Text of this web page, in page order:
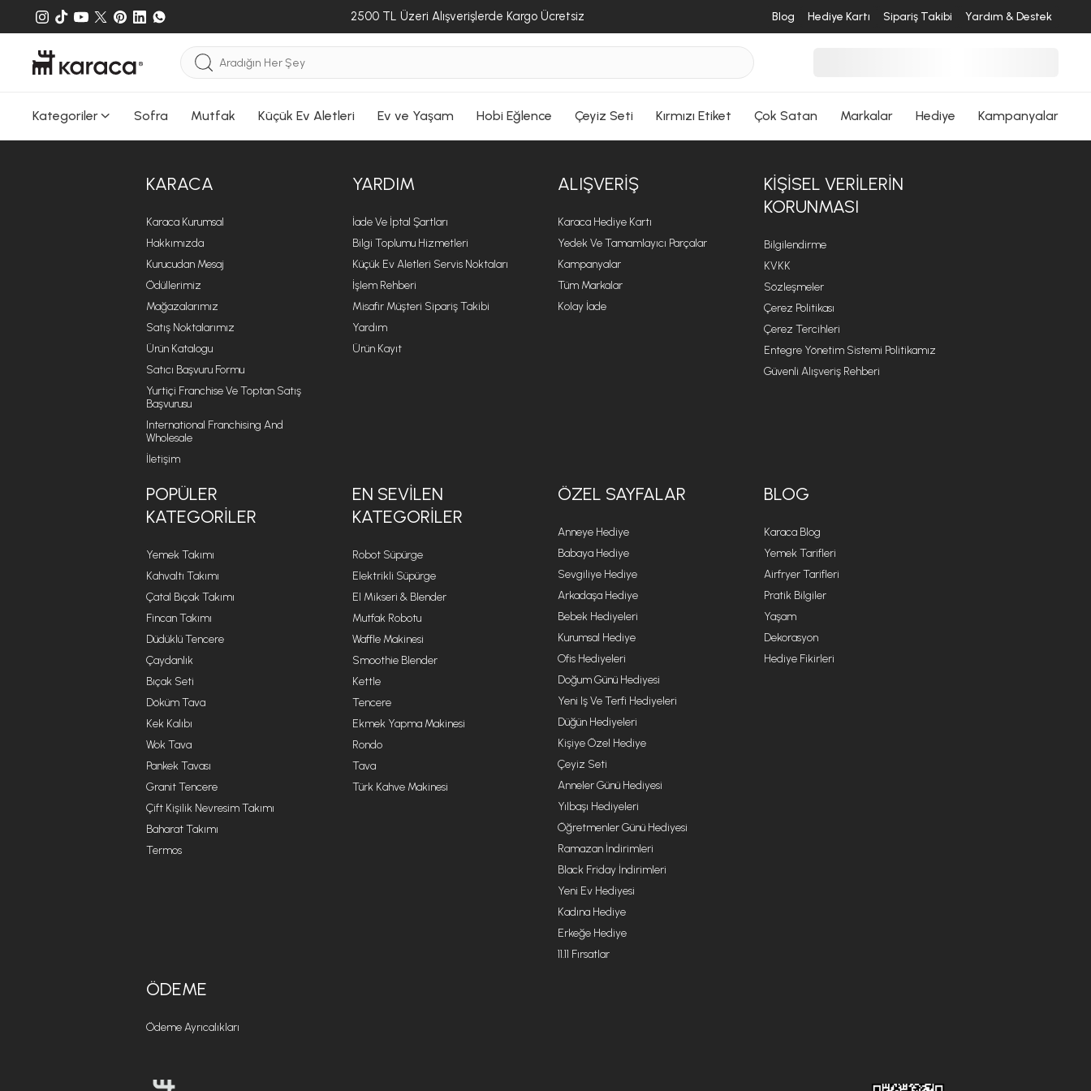
2500 TL Üzeri Alışverişlerde Kargo Ücretsiz Blog Hediye Kartı Sipariş Takibi Yardım & Destek
Kategoriler Sofra Mutfak Küçük Ev Aletleri Ev ve Yaşam Hobi Eğlence Çeyiz Seti Kırmızı Etiket Çok Satan Markalar Hediye Kampanyalar
KARACA
Karaca Kurumsal
Hakkımızda
Kurucudan Mesaj
Ödüllerimiz
Mağazalarımız
Satış Noktalarımız
Ürün Katalogu
Satıcı Başvuru Formu
Yurtiçi Franchise Ve Toptan Satış
Başvurusu
International Franchising And
Wholesale
İletişim
YARDIM
İade Ve İptal Şartları
Bilgi Toplumu Hizmetleri
Küçük Ev Aletleri Servis Noktaları
İşlem Rehberi
Misafir Müşteri Sipariş Takibi
Yardım
Ürün Kayıt
ALIŞVERIŞ
Karaca Hediye Kartı
Yedek Ve Tamamlayıcı Parçalar
Kampanyalar
Tüm Markalar
Kolay İade
KIŞISEL VERILERIN
KORUNMASI
Bilgilendirme
KVKK
Sözleşmeler
Çerez Politikası
Çerez Tercihleri
Entegre Yönetim Sistemi Politikamız
Güvenli Alışveriş Rehberi
POPÜLER
KATEGORILER
Yemek Takımı
Kahvaltı Takımı
Çatal Bıçak Takımı
Fincan Takımı
Düdüklü Tencere
Çaydanlık
Bıçak Seti
Döküm Tava
Kek Kalıbı
Wok Tava
Pankek Tavası
Granit Tencere
Çift Kişilik Nevresim Takımı
Baharat Takımı
Termos
EN SEVILEN
KATEGORILER
Robot Süpürge
Elektrikli Süpürge
El Mikseri & Blender
Mutfak Robotu
Waffle Makinesi
Smoothie Blender
Kettle
Tencere
Ekmek Yapma Makinesi
Rondo
Tava
Türk Kahve Makinesi
ÖZEL SAYFALAR
Anneye Hediye
Babaya Hediye
Sevgiliye Hediye
Arkadaşa Hediye
Bebek Hediyeleri
Kurumsal Hediye
Ofis Hediyeleri
Doğum Günü Hediyesi
Yeni Iş Ve Terfi Hediyeleri
Düğün Hediyeleri
Kişiye Özel Hediye
Çeyiz Seti
Anneler Günü Hediyesi
Yılbaşı Hediyeleri
Öğretmenler Günü Hediyesi
Ramazan İndirimleri
Black Friday İndirimleri
Yeni Ev Hediyesi
Kadına Hediye
Erkeğe Hediye
11.11 Fırsatlar
BLOG
Karaca Blog
Yemek Tarifleri
Airfryer Tarifleri
Pratik Bilgiler
Yaşam
Dekorasyon
Hediye Fikirleri
ÖDEME
Ödeme Ayrıcalıkları